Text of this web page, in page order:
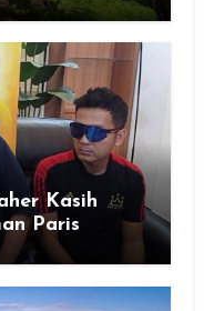
Kasih
Paris